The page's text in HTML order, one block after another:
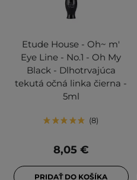
Etude House - Oh~ m'
Eye Line - No.1 - Oh My
Black - Dlhotrvajúca
tekutá očná linka čierna -
5ml
8
8,05 €
PRIDAŤ DO KOŠÍKA